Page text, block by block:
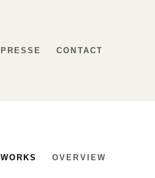
PRESSE CONTACT
WORKS OVERVIEW